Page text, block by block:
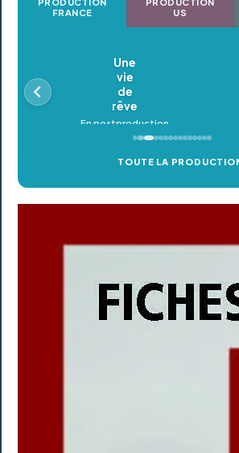
FRANCE
US
Oldeupe
En postproduction
TOUTE LA